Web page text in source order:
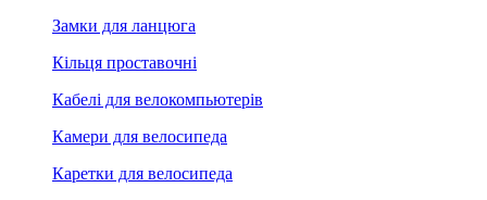
Замки для ланцюга
Кільця проставочні
Кабелі для велокомпьютерів
Камери для велосипеда
Каретки для велосипеда